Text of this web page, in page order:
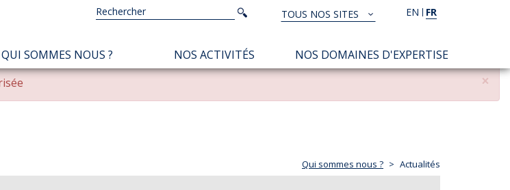
EN FR
TOUS
NOS
SITES
TOUS NOS SITES
Rechercher
Rechercher
QUI SOMMES NOUS ? NOS ACTIVITÉS NOS DOMAINES D'EXPERTISE
×
Qui sommes nous ? Actualités